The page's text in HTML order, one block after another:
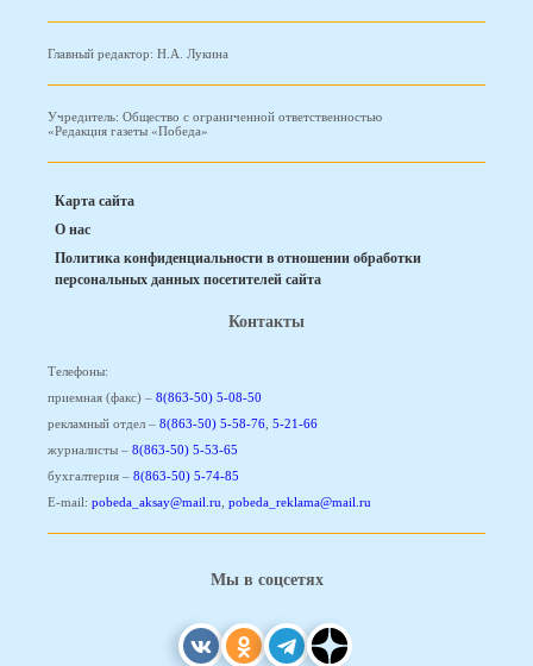
Главный редактор: Н.А. Лукина
Учредитель: Общество с ограниченной ответственностью
«Редакция газеты «Победа»
Карта сайта
О нас
Политика конфиденциальности в отношении обработки
персональных данных посетителей сайта
Контакты
Телефоны:
приемная (факс) – 8(863-50) 5-08-50
рекламный отдел – 8(863-50) 5-58-76, 5-21-66
журналисты – 8(863-50) 5-53-65
бухгалтерия – 8(863-50) 5-74-85
E-mail: pobeda_aksay@mail.ru, pobeda_reklama@mail.ru
Мы в соцсетях